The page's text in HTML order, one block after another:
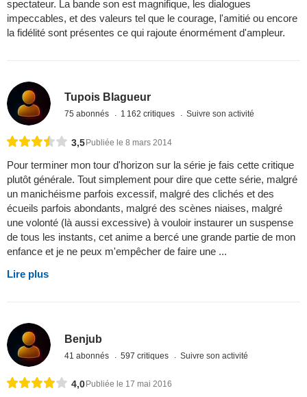
spectateur. La bande son est magnifique, les dialogues
impeccables, et des valeurs tel que le courage, l'amitié ou encore
la fidélité sont présentes ce qui rajoute énormément d'ampleur.
Tupois Blagueur
75 abonnés 1 162 critiques Suivre son activité
3,5 Publiée le 8 mars 2014
Pour terminer mon tour d'horizon sur la série je fais cette critique
plutôt générale. Tout simplement pour dire que cette série, malgré
un manichéisme parfois excessif, malgré des clichés et des
écueils parfois abondants, malgré des scènes niaises, malgré
une volonté (là aussi excessive) à vouloir instaurer un suspense
de tous les instants, cet anime a bercé une grande partie de mon
enfance et je ne peux m'empêcher de faire une ...
Lire plus
Benjub
41 abonnés 597 critiques Suivre son activité
4,0 Publiée le 17 mai 2016